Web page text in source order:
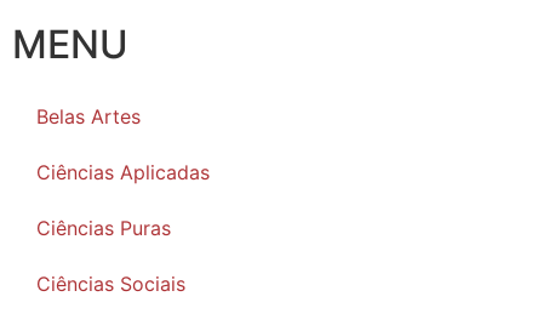
MENU
Belas Artes
Ciências Aplicadas
Ciências Puras
Ciências Sociais